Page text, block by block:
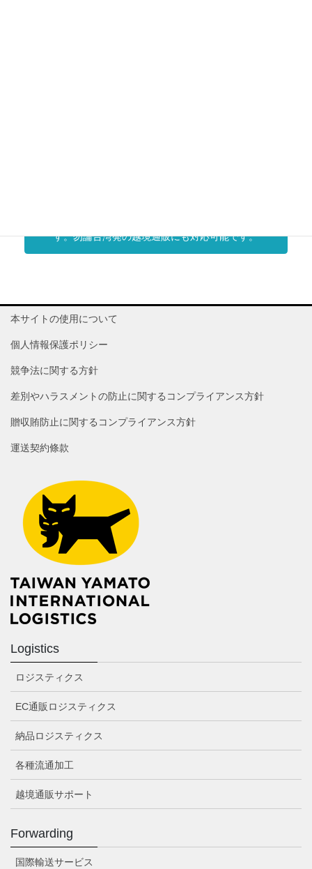
す。勿論台湾発の越境通販にも対応可能です。
本サイトの使用について
個人情報保護ポリシー
競争法に関する方針
差別やハラスメントの防止に関するコンプライアンス方針
贈収賄防止に関するコンプライアンス方針
運送契約條款
Logistics
ロジスティクス
EC通販ロジスティクス
納品ロジスティクス
各種流通加工
越境通販サポート
Forwarding
国際輸送サービス